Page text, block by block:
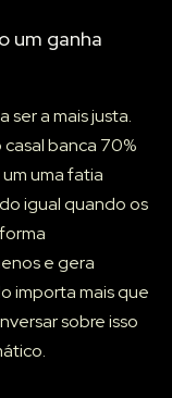
um ganha
ser a mais justa.
banca 70%
uma fatia
igual quando os
e gera
importa mais que
sobre isso